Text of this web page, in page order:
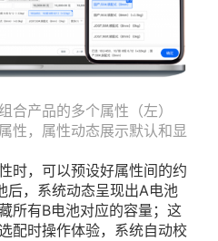
合产品的多个属性（左）
性，属性动态展示默认和显
时，可以预设好属性间的约
后，系统动态呈现出A电池
所有B电池对应的容量；这
配时操作体验，系统自动校